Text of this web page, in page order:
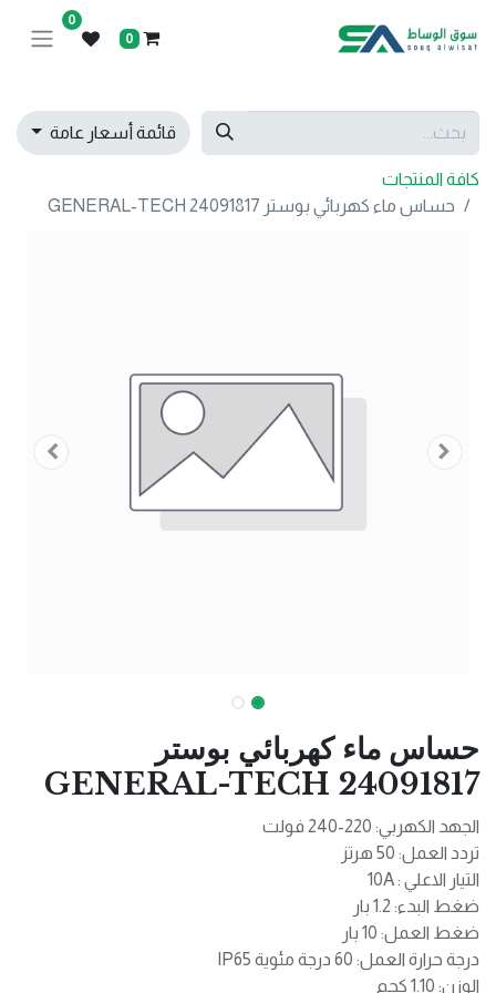
0
0
قائمة أسعار عامة
كافة المنتجات
حساس ماء كهربائي بوستر GENERAL-TECH 24091817
حساس ماء كهربائي بوستر
GENERAL-TECH 24091817
الجهد الكهربي: 220-240 فولت
تردد العمل: 50 هرتز
التيار الاعلي : 10A
ضغط البدء: 1.2 بار
ضغط العمل: 10 بار
درجة حرارة العمل: 60 درجة مئوية IP65
الوزن: 1.10 كجم